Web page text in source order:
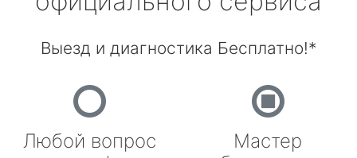
Выезд и диагностика Бесплатно!*
Любой вопрос
Мастер